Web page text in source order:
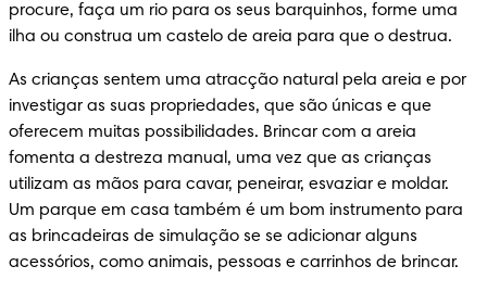
procure, faça um rio para os seus barquinhos, forme uma
ilha ou construa um castelo de areia para que o destrua.
As crianças sentem uma atracção natural pela areia e por
investigar as suas propriedades, que são únicas e que
oferecem muitas possibilidades. Brincar com a areia
fomenta a destreza manual, uma vez que as crianças
utilizam as mãos para cavar, peneirar, esvaziar e moldar.
Um parque em casa também é um bom instrumento para
as brincadeiras de simulação se se adicionar alguns
acessórios, como animais, pessoas e carrinhos de brincar.